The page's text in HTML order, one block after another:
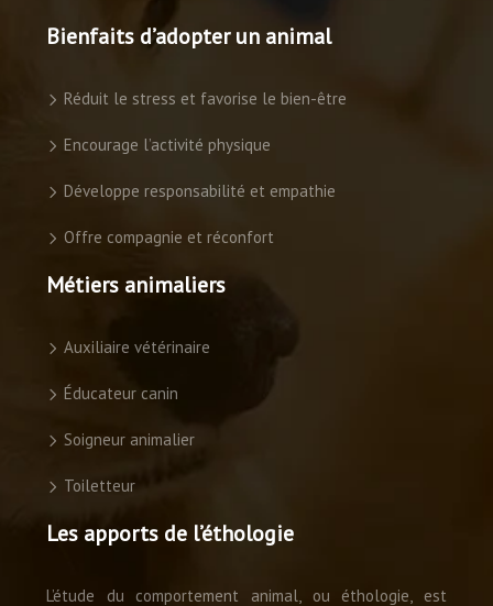
Bienfaits d’adopter un animal
Réduit le stress et favorise le bien-être
Encourage l’activité physique
Développe responsabilité et empathie
Offre compagnie et réconfort
Métiers animaliers
Auxiliaire vétérinaire
Éducateur canin
Soigneur animalier
Toiletteur
Les apports de l’éthologie
L’étude du comportement animal, ou éthologie, est